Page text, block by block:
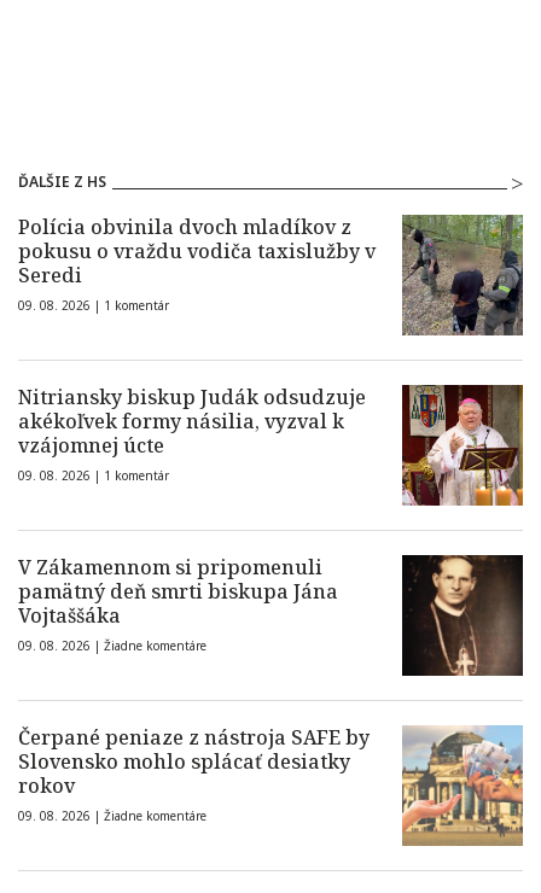
ĎALŠIE Z HS
Polícia obvinila dvoch mladíkov z
pokusu o vraždu vodiča taxislužby v
Seredi
09. 08. 2026 | 1 komentár
Nitriansky biskup Judák odsudzuje
akékoľvek formy násilia, vyzval k
vzájomnej úcte
09. 08. 2026 | 1 komentár
V Zákamennom si pripomenuli
pamätný deň smrti biskupa Jána
Vojtaššáka
09. 08. 2026 | Žiadne komentáre
Čerpané peniaze z nástroja SAFE by
Slovensko mohlo splácať desiatky
rokov
09. 08. 2026 | Žiadne komentáre